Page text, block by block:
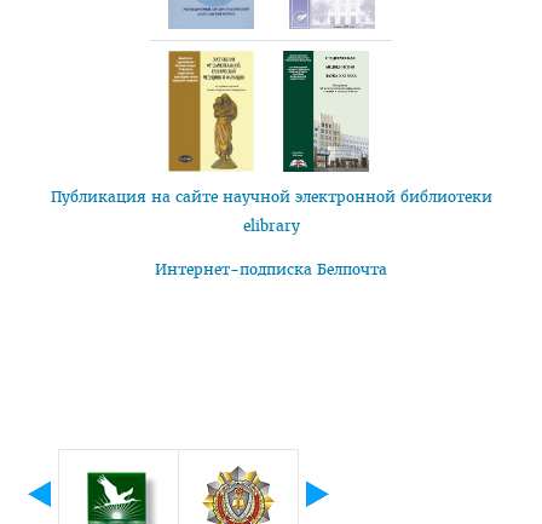
Правовое просвещение
Студенческий городок
Студенческий совет ВГМУ
Студенческий совет по качеству образования
Лаборатории профессионального мастерства
Сектор клинической ординатуры и интернатуры
Интернатура
Публикация на сайте научной электронной библиотеки
elibrary
Интернет-подписка Белпочта